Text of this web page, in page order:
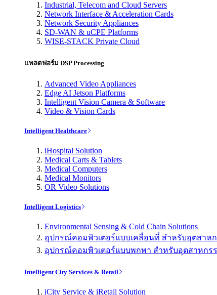
Industrial, Telecom and Cloud Servers
Network Interface & Acceleration Cards
Network Security Appliances
SD-WAN & uCPE Platforms
WISE-STACK Private Cloud
แพลตฟอร์ม DSP Processing
Advanced Video Appliances
Edge AI Jetson Platforms
Intelligent Vision Camera & Software
Video & Vision Cards
Intelligent Healthcare
iHospital Solution
Medical Carts & Tablets
Medical Computers
Medical Monitors
OR Video Solutions
Intelligent Logistics
Environmental Sensing & Cold Chain Solutions
อุปกรณ์คอมพิวเตอร์แบบเคลื่อนที่ สำหรับอุตสาหกร
อุปกรณ์คอมพิวเตอร์แบบพกพา สำหรับอุตสาหกรรม
Intelligent City Services & Retail
iCity Service & iRetail Solution